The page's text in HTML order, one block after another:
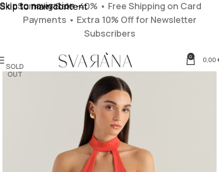
Skip to navigation
Skip to main content
0 0,00
SOLD
OUT
Summer Sale -40% • Free Shipping on Card
Payments • Extra 10% Off for Newsletter
Subscribers